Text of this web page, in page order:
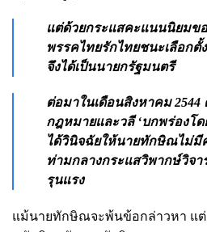
แต่ด้วยกระแสคะแนนนิยมข
พรรคไทยรักไทยชนะเลือก
จึงได้เป็นนายกรัฐมนตรี
ต่อมาในเดือนสิงหาคม 2544
กฎหมายและวลี ‘บกพร่องโ
ได้วินิจฉัยให้นายทักษิณไม่มีค
ท่ามกลางกระแสวิพากษ์วิจ
รุนแรง
แม้นายทักษิณจะพ้นข้อกล่าวหา แ